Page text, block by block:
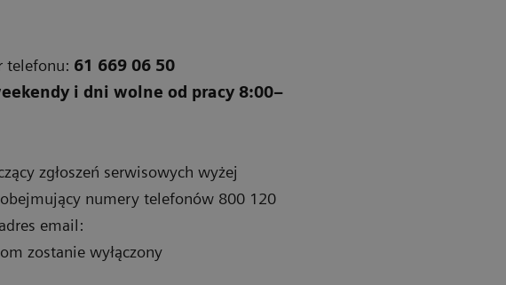
telefonu: 61 669 06 50
i dni wolne od pracy 8:00–
zgłoszeń serwisowych wyżej
numery telefonów 800 120
email:
zostanie wyłączony